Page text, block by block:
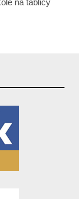
na tablicy